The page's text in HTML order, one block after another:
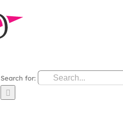
Search for: